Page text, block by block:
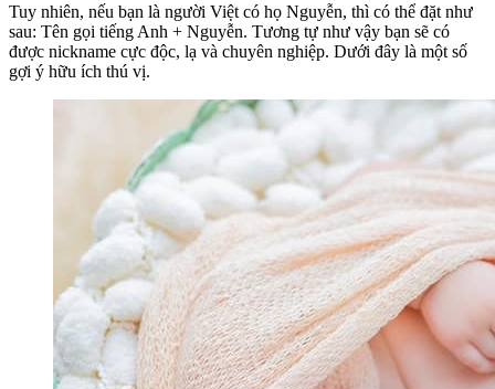
Tuy nhiên, nếu bạn là người Việt có họ Nguyễn, thì có thể đặt như
sau: Tên gọi tiếng Anh + Nguyễn. Tương tự như vậy bạn sẽ có
được nickname cực độc, lạ và chuyên nghiệp. Dưới đây là một số
gợi ý hữu ích thú vị.